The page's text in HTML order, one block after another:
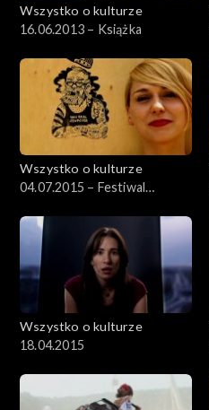
Wszystko o kulturze
16.06.2013 – Książka
Wszystko o kulturze
04.07.2015 – Festiwal
Wszystko o kulturze
18.04.2015